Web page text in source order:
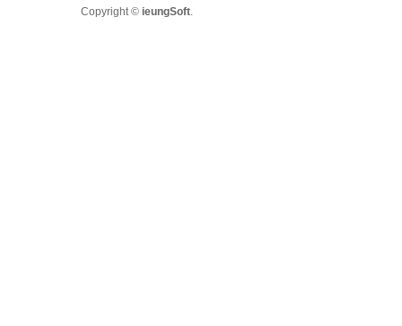
Copyright © ieungSoft.